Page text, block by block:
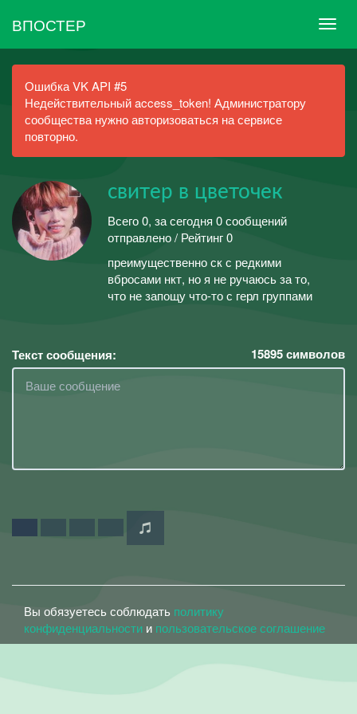
ВПОСТЕР
Ошибка VK API #5
Недействительный access_token! Администратору
сообщества нужно авторизоваться на сервисе
повторно.
свитeр в цветочeк
Всего 0, за сегодня 0 сообщений
отправлено / Рейтинг 0
преимущественно ск с редкими
вбросами нкт, но я не ручаюсь за то,
что не запощу что-то с герл группами
Текст сообщения: 15895символов
Вы обязуетесь соблюдать политику
конфиденциальности и пользовательское соглашение